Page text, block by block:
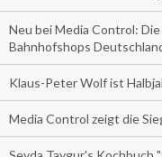
Neu bei Media Control:
Bahnhofshops
Klaus-Peter Wolf ist
Media Control zeigt die